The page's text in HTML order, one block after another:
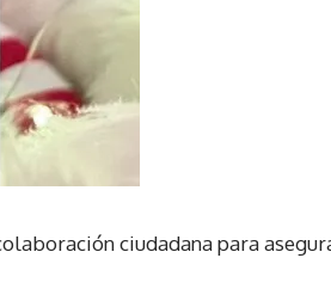
ciudadana para